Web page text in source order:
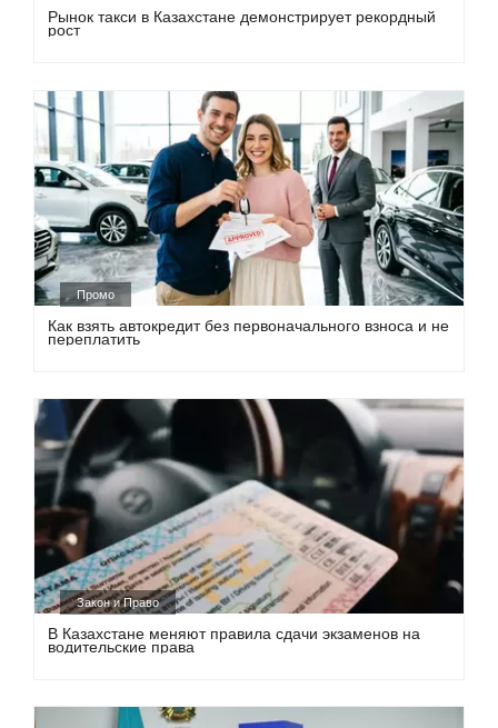
Рынок такси в Казахстане демонстрирует рекордный
рост
Промо
Как взять автокредит без первоначального взноса и не
переплатить
Закон и Право
В Казахстане меняют правила сдачи экзаменов на
водительские права